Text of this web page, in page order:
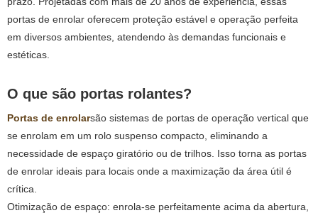
portas de enrolar oferecem proteção estável e operação perfeita
em diversos ambientes, atendendo às demandas funcionais e
estéticas.
O que são portas rolantes?
Portas de enrolarsão sistemas de portas de operação vertical que
se enrolam em um rolo suspenso compacto, eliminando a
necessidade de espaço giratório ou de trilhos. Isso torna as portas
de enrolar ideais para locais onde a maximização da área útil é
crítica.
Otimização de espaço: enrola-se perfeitamente acima da abertura,